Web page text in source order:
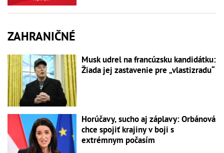
ZAHRANIČNÉ
Musk udrel na francúzsku kandidátku:
Žiada jej zastavenie pre „vlastizradu“
Horúčavy, sucho aj záplavy: Orbánová
chce spojiť krajiny v boji s
extrémnym počasím